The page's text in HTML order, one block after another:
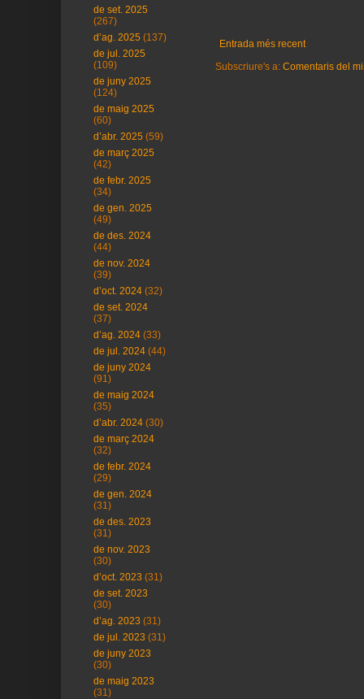
Entrada més recent
Subscriure's a: Comentaris del
de set. 2025
(267)
d’ag. 2025 (137)
de jul. 2025
(109)
de juny 2025
(124)
de maig 2025
(60)
d’abr. 2025 (59)
de març 2025
(42)
de febr. 2025
(34)
de gen. 2025
(49)
de des. 2024
(44)
de nov. 2024
(39)
d’oct. 2024 (32)
de set. 2024
(37)
d’ag. 2024 (33)
de jul. 2024 (44)
de juny 2024
(91)
de maig 2024
(35)
d’abr. 2024 (30)
de març 2024
(32)
de febr. 2024
(29)
de gen. 2024
(31)
de des. 2023
(31)
de nov. 2023
(30)
d’oct. 2023 (31)
de set. 2023
(30)
d’ag. 2023 (31)
de jul. 2023 (31)
de juny 2023
(30)
de maig 2023
(31)